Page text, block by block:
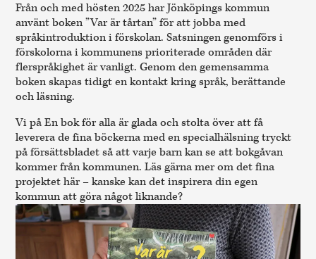
Från och med hösten 2025 har Jönköpings kommun
använt boken ”Var är tårtan” för att jobba med
språkintroduktion i förskolan. Satsningen genomförs i
förskolorna i kommunens prioriterade områden där
flerspråkighet är vanligt. Genom den gemensamma
boken skapas tidigt en kontakt kring språk, berättande
och läsning.
Vi på En bok för alla är glada och stolta över att få
leverera de fina böckerna med en specialhälsning tryckt
på försättsbladet så att varje barn kan se att bokgåvan
kommer från kommunen.Läs gärna mer om det fina
projektet här – kanske kan det inspirera din egen
kommun att göra något liknande?